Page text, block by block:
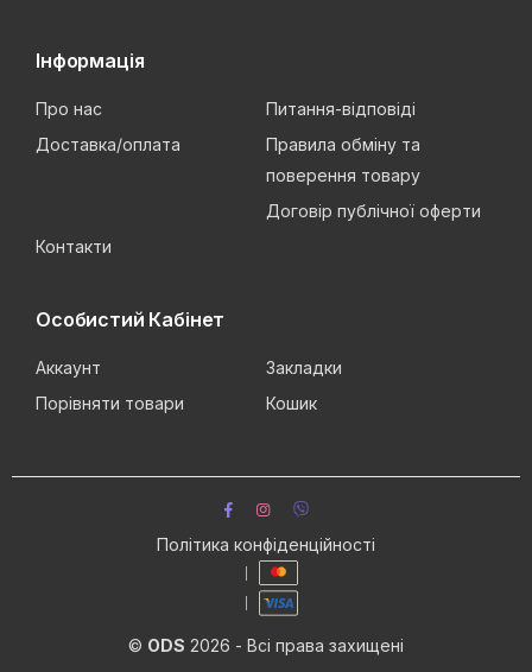
Інформація
Про нас
Питання-відповіді
Доставка/оплата
Правила обміну та
поверення товару
Договір публічної оферти
Контакти
Особистий Кабінет
Аккаунт
Закладки
Порівняти товари
Кошик
© ODS 2026 - Всі права захищені
Політика конфіденційності